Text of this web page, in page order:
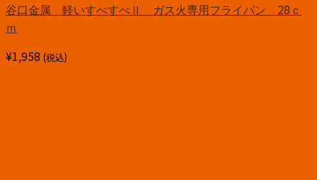
谷口金属 軽いすべすべⅡ ガス火専用フライパン 28ｃ
ｍ
¥1,958 (税込)